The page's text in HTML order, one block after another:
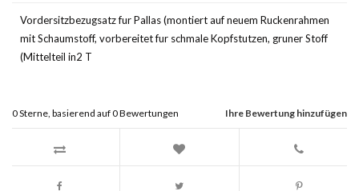
Vordersitzbezugsatz fur Pallas (montiert auf neuem Ruckenrahmen
mit Schaumstoff, vorbereitet fur schmale Kopfstutzen, gruner Stoff
(Mittelteil in2 T
Ihre Bewertung hinzufügen
0Sterne, basierend auf0Bewertungen